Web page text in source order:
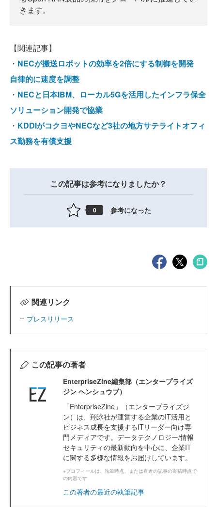
きます。
【関連記事】
・ NECが搬送ロボットの効率を2倍にする制御を開発
自律的に速度を調整
・ NECと日本IBM、ローカル5Gを活用したインフラ保全
ソリューション開発で協業
・ KDDIがコクヨやNECなど3社の地方サテライトオフィ
ス勤務を有償支援
この記事は参考になりましたか？
0 参考になった
関連リンク
プレスリリース
この記事の著者
EnterpriseZine編集部（エンタープライズ
ジン ヘンシュウブ）
「EnterpriseZine」（エンタープライズジ
ン）は、翔泳社が運営する企業のIT活用と
ビジネス成長を支援するITリーダー向け専
門メディアです。データテクノロジー/情報
セキュリティの最新動向を中心に、企業IT
に関する多様な情報をお届けしています。
※プロフィールは、執筆時点、または直近の記事の寄稿時点で
の内容です
この著者の最近の執筆記事